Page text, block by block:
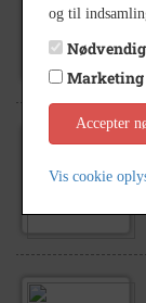
og til
Nødvendig
Marketing
Accepter
Vis cookie